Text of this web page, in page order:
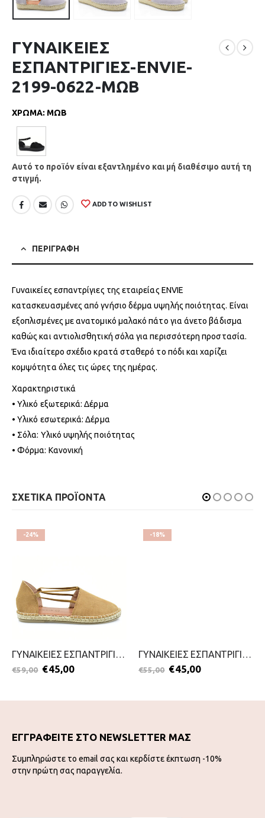
ΓΥΝΑΙΚΕΙΕΣ
ΕΣΠΑΝΤΡΙΓΙΕΣ-ENVIE-
2199-0622-ΜΩΒ
ΧΡΩΜΑ: ΜΩΒ
Αυτό το προϊόν είναι εξαντλημένο και μή διαθέσιμο αυτή τη
στιγμή.
ADD TO WISHLIST
ΠΕΡΙΓΡΑΦΗ
Γυναικείες εσπαντρίγιες της εταιρείας ENVIE
κατασκευασμένες από γνήσιο δέρμα υψηλής ποιότητας. Είναι
εξοπλισμένες με ανατομικό μαλακό πάτο για άνετο βάδισμα
καθώς και αντιολισθητική σόλα για περισσότερη προστασία.
Ένα ιδιαίτερο σχέδιο κρατά σταθερό το πόδι και χαρίζει
κομψότητα όλες τις ώρες της ημέρας.
Χαρακτηριστικά
• Υλικό εξωτερικά: Δέρμα
• Υλικό εσωτερικά: Δέρμα
• Σόλα: Υλικό υψηλής ποιότητας
• Φόρμα: Κανονική
ΣΧΕΤΙΚΑ ΠΡΟΪΟΝΤΑ
-24%
ΓΥΝΑΙΚΕΙΕΣ ΕΣΠΑΝΤΡΙΓΙΕΣ-ENVIE-2199-0495-ΤΑΜΠΑ
€59,00 €45,00
-18%
ΓΥΝΑΙΚΕΙΕΣ ΕΣΠΑΝΤΡΙΓΙΕΣ-TOP 3-2299-0480-ΣΙΕΛ
€55,00 €45,00
ΕΓΓΡΑΦΕΙΤΕ ΣΤΟ NEWSLETTER ΜΑΣ
Συμπληρώστε το email σας και κερδίστε έκπτωση -10%
στην πρώτη σας παραγγελία.